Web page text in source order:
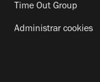
Time Out Group
Administrar cookies